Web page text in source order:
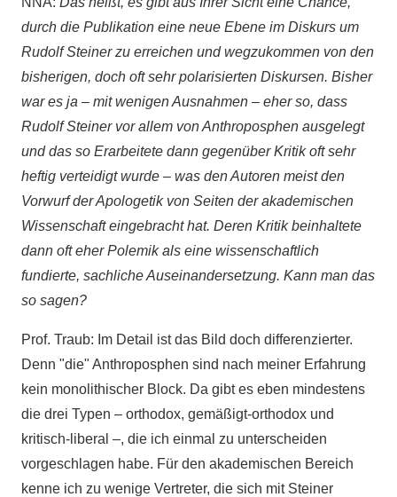
durch die Publikation eine neue Ebene im Diskurs um
Rudolf Steiner zu erreichen und wegzukommen von den
bisherigen, doch oft sehr polarisierten Diskursen. Bisher
war es ja – mit wenigen Ausnahmen – eher so, dass
Rudolf Steiner vor allem von Anthroposphen ausgelegt
und das so Erarbeitete dann gegenüber Kritik oft sehr
heftig verteidigt wurde – was den Autoren meist den
Vorwurf der Apologetik von Seiten der akademischen
Wissenschaft eingebracht hat. Deren Kritik beinhaltete
dann oft eher Polemik als eine wissenschaftlich
fundierte, sachliche Auseinandersetzung. Kann man das
so sagen?
Prof. Traub: Im Detail ist das Bild doch differenzierter.
Denn "die" Anthroposphen sind nach meiner Erfahrung
kein monolithischer Block. Da gibt es eben mindestens
die drei Typen – orthodox, gemäßigt-orthodox und
kritisch-liberal –, die ich einmal zu unterscheiden
vorgeschlagen habe. Für den akademischen Bereich
kenne ich zu wenige Vertreter, die sich mit Steiner